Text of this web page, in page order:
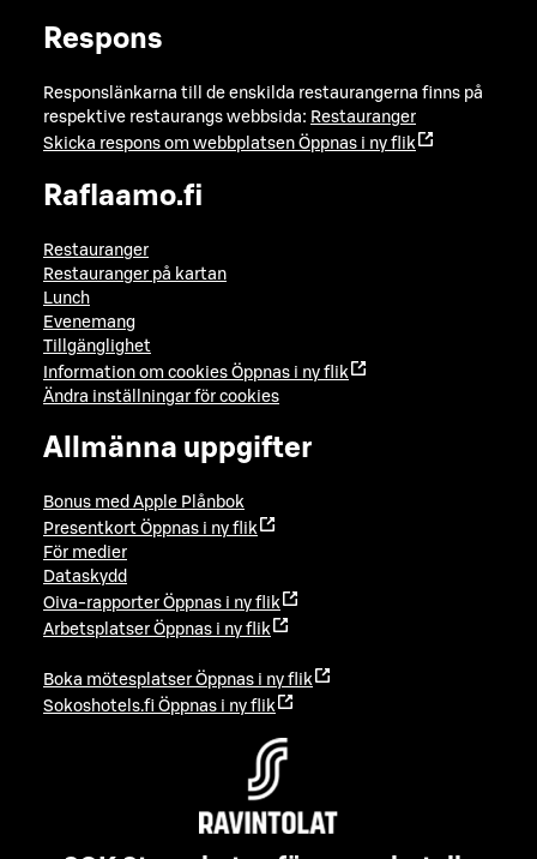
Respons
Responslänkarna till de enskilda restaurangerna finns på
respektive restaurangs webbsida: Restauranger
Skicka respons om webbplatsen Öppnas i ny flik
Raflaamo.fi
Restauranger
Restauranger på kartan
Lunch
Evenemang
Tillgänglighet
Information om cookies Öppnas i ny flik
Ändra inställningar för cookies
Allmänna uppgifter
Bonus med Apple Plånbok
Presentkort Öppnas i ny flik
För medier
Dataskydd
Oiva-rapporter Öppnas i ny flik
Arbetsplatser Öppnas i ny flik
Boka mötesplatser Öppnas i ny flik
Sokoshotels.fi Öppnas i ny flik